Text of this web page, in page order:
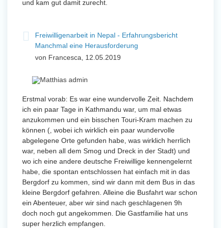
und kam gut damit zurecht.
Freiwilligenarbeit in Nepal - Erfahrungsbericht
Manchmal eine Herausforderung
von Francesca, 12.05.2019
Erstmal vorab: Es war eine wundervolle Zeit. Nachdem
ich ein paar Tage in Kathmandu war, um mal etwas
anzukommen und ein bisschen Touri-Kram machen zu
können (, wobei ich wirklich ein paar wundervolle
abgelegene Orte gefunden habe, was wirklich herrlich
war, neben all dem Smog und Dreck in der Stadt) und
wo ich eine andere deutsche Freiwillige kennengelernt
habe, die spontan entschlossen hat einfach mit in das
Bergdorf zu kommen, sind wir dann mit dem Bus in das
kleine Bergdorf gefahren. Alleine die Busfahrt war schon
ein Abenteuer, aber wir sind nach geschlagenen 9h
doch noch gut angekommen. Die Gastfamilie hat uns
super herzlich empfangen.